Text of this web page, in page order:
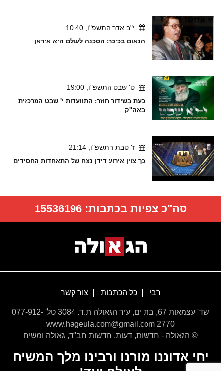
י"ב אדר התשפ"ו, 10:40
הנאום בכיכר: הסכנה לעולם היא איראן
ט' שבט התשפ"ו, 19:00
כעת בשידור חוזר: התוועדות י' שבט המרכזית
באה''ק
ז' טבת התשפ"ו, 21:14
כך צוין אירוע דידן נצח של התאחדות החסידים
סה"כ צפיות בכתבות:15536196
רבי כל הכתבות צור קשר
שד' עצמאות 67, בת ים, עיר הגאולה ת.ד. 3084 טל' 077-912-
2770 www.hageula.com@gmail.com
© הגאולה - חדשות, דעות, חדשות חב''ד, גאולה ומשיח
יחי אדוננו מורנו ורבינו מלך המשיח